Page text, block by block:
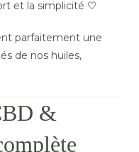
et la simplicité 🤍
parfaitement une
de nos huiles,
&